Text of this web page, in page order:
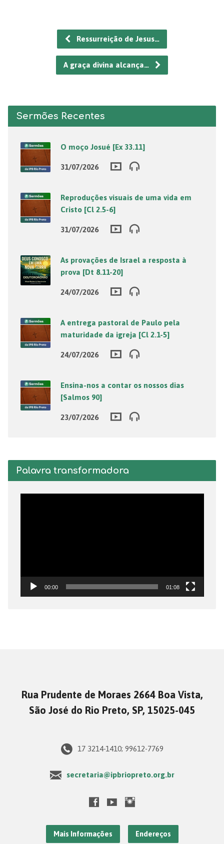
Ressurreição de Jesus…
A graça divina alcança…
Sermões Recentes
O moço Josué [Ex 33.11]
31/07/2026
Reproduções visuais de uma vida em
Cristo [Cl 2.5-6]
31/07/2026
As provações de Israel a resposta à
prova [Dt 8.11-20]
24/07/2026
A entrega pastoral de Paulo pela
maturidade da igreja [Cl 2.1-5]
24/07/2026
Ensina-nos a contar os nossos dias
[Salmos 90]
23/07/2026
Palavra transformadora
00:00 01:08
Rua Prudente de Moraes 2664 Boa Vista,
São José do Rio Preto, SP, 15025-045
17 3214-1410; 99612-7769
secretaria@ipbriopreto.org.br
Mais Informações Endereços